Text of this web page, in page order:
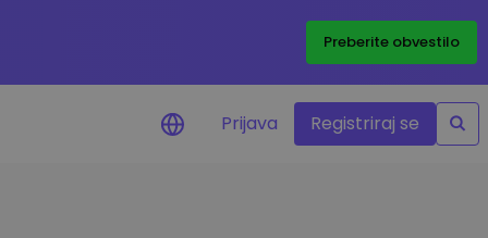
Preberite obvestilo
Prijava Registriraj se